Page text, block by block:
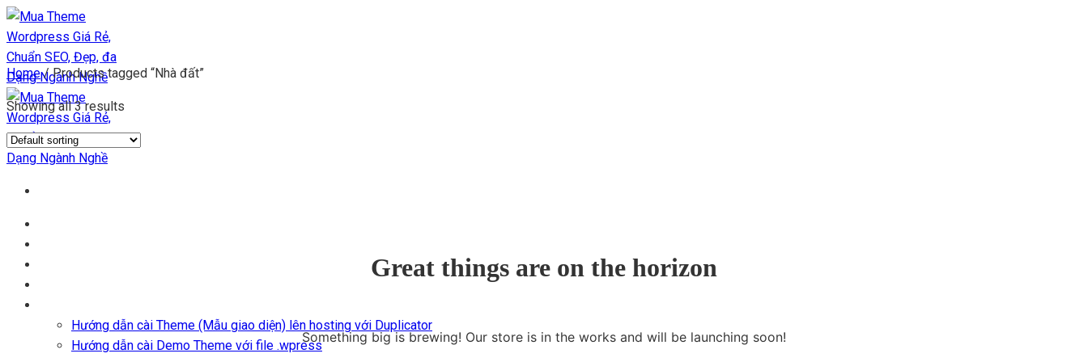
Chuyển
đến
nội
dung
Hướng dẫn cài Theme (Mẫu giao diện) lên hosting với Duplicator
Hướng dẫn cài Demo Theme với file .wpress
Home /Products tagged “Nhà đất”
Showing all 3 results
Great things are on the horizon
Something big is brewing! Our store is in the works and will be launching soon!